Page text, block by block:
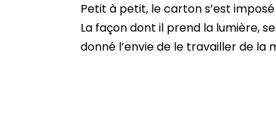
Petit à petit, le carton s’est
La façon dont il prend la lumière,
donné l’envie de le travailler de la